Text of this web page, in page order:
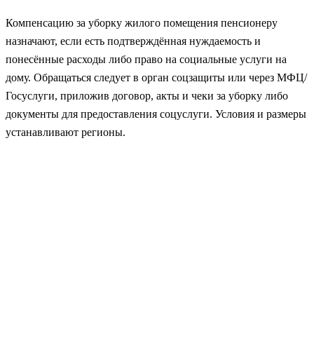
Компенсацию за уборку жилого помещения пенсионеру
назначают, если есть подтверждённая нуждаемость и
понесённые расходы либо право на социальные услуги на
дому. Обращаться следует в орган соцзащиты или через МФЦ/
Госуслуги, приложив договор, акты и чеки за уборку либо
документы для предоставления соцуслуги. Условия и размеры
устанавливают регионы.